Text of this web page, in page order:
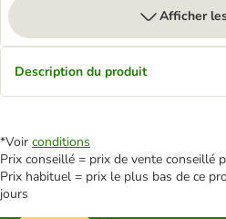
Afficher
Description du produit
*Voir conditions
Prix conseillé = prix de vente conseillé
Prix habituel = prix le plus bas de ce
jours